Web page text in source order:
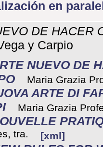
en
DE HACER
y Carpio
NUEVO DE
Maria Grazia
ARTE DI
Maria Grazia
tra.
[xml]